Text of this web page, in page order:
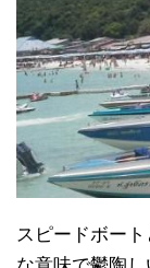
スピードボー